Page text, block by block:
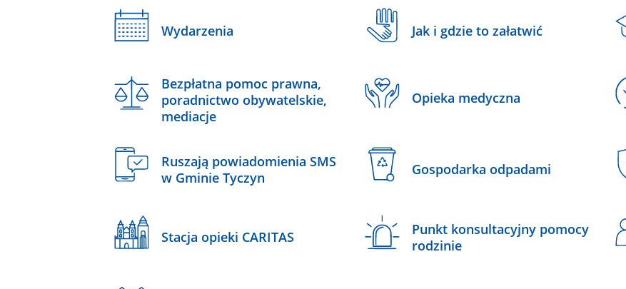
Wydarzenia Jak i gdzie to załatwić
Bezpłatna pomoc prawna,
poradnictwo obywatelskie,
mediacje
Opieka medyczna
Ruszają powiadomienia SMS
w Gminie Tyczyn
Gospodarka odpadami
Stacja opieki CARITAS
Punkt konsultacyjny pomocy
rodzinie